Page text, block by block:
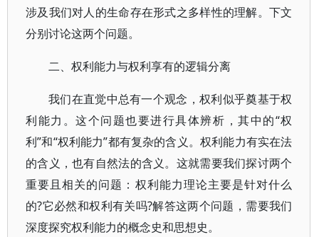
涉及我们对人的生命存在形式之多样性的理解。下文
分别讨论这两个问题。
二、权利能力与权利享有的逻辑分离
我们在直觉中总有一个观念，权利似乎奠基于权
利能力。这个问题也要进行具体辨析，其中的“权
利”和“权利能力”都有复杂的含义。权利能力有实在法
的含义，也有自然法的含义。这就需要我们探讨两个
重要且相关的问题：权利能力理论主要是针对什么
的?它必然和权利有关吗?解答这两个问题，需要我们
深度探究权利能力的概念史和思想史。